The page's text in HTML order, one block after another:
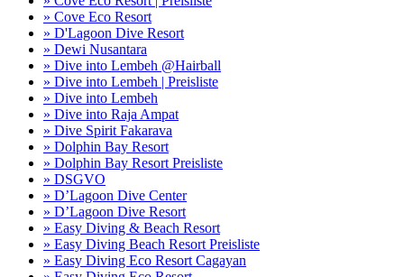
» Cove Eco Resort
» D'Lagoon Dive Resort
» Dewi Nusantara
» Dive into Lembeh @Hairball
» Dive into Lembeh | Preisliste
» Dive into Lembeh
» Dive into Raja Ampat
» Dive Spirit Fakarava
» Dolphin Bay Resort
» Dolphin Bay Resort Preisliste
» DSGVO
» D’Lagoon Dive Center
» D’Lagoon Dive Resort
» Easy Diving & Beach Resort
» Easy Diving Beach Resort Preisliste
» Easy Diving Eco Resort Cagayan